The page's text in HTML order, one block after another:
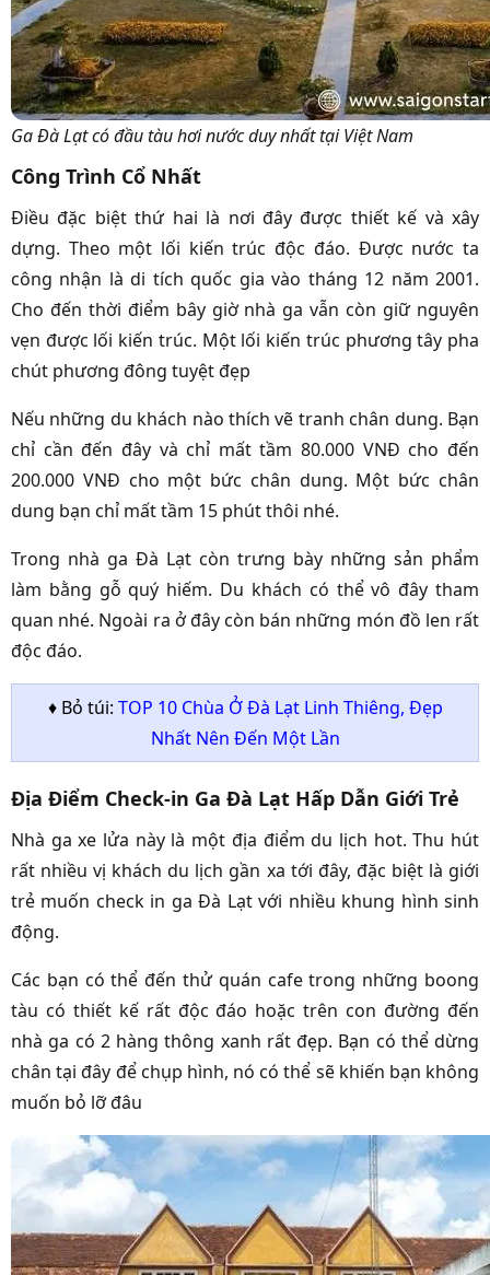
Ga Đà Lạt có đầu tàu hơi nước duy nhất tại Việt Nam
Công Trình Cổ Nhất
Điều đặc biệt thứ hai là nơi đây được thiết kế và xây
dựng. Theo một lối kiến trúc độc đáo. Được nước ta
công nhận là di tích quốc gia vào tháng 12 năm 2001.
Cho đến thời điểm bây giờ nhà ga vẫn còn giữ nguyên
vẹn được lối kiến trúc. Một lối kiến trúc phương tây pha
chút phương đông tuyệt đẹp
Nếu những du khách nào thích vẽ tranh chân dung. Bạn
chỉ cần đến đây và chỉ mất tầm 80.000 VNĐ cho đến
200.000 VNĐ cho một bức chân dung. Một bức chân
dung bạn chỉ mất tầm 15 phút thôi nhé.
Trong nhà ga Đà Lạt còn trưng bày những sản phẩm
làm bằng gỗ quý hiếm. Du khách có thể vô đây tham
quan nhé. Ngoài ra ở đây còn bán những món đồ len rất
độc đáo.
♦ Bỏ túi: TOP 10 Chùa Ở Đà Lạt Linh Thiêng, Đẹp
Nhất Nên Đến Một Lần
Địa Điểm Check-in Ga Đà Lạt Hấp Dẫn Giới Trẻ
Nhà ga xe lửa này là một địa điểm du lịch hot. Thu hút
rất nhiều vị khách du lịch gần xa tới đây, đặc biệt là giới
trẻ muốn check in ga Đà Lạt với nhiều khung hình sinh
động.
Các bạn có thể đến thử quán cafe trong những boong
tàu có thiết kế rất độc đáo hoặc trên con đường đến
nhà ga có 2 hàng thông xanh rất đẹp. Bạn có thể dừng
chân tại đây để chụp hình, nó có thể sẽ khiến bạn không
muốn bỏ lỡ đâu